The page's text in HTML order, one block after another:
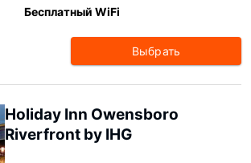
Бесплатный WiFi
Выбрать
Holiday Inn Owensboro
Riverfront by IHG